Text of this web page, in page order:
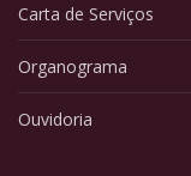
Carta de Serviços
Organograma
Ouvidoria